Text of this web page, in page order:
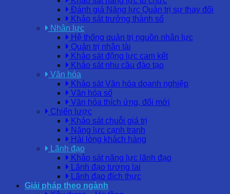
Đánh giá Năng lực Quản trị sự thay đổi
Khảo sát trưởng thành số
Nhân lực
Hệ thống quản trị nguồn nhân lực
Quản trị nhân tài
Khảo sát động lực cam kết
Khảo sát nhu cầu đào tạo
Văn hóa
Khảo sát Văn hóa doanh nghiệp
Văn hóa số
Văn hóa thích ứng, đổi mới
Chiến lược
Khảo sát chuỗi giá trị
Năng lực cạnh tranh
Hài lòng khách hàng
Lãnh đạo
Khảo sát năng lực lãnh đạo
Lãnh đạo tương lai
Lãnh đạo đích thực
Giải pháp theo ngành